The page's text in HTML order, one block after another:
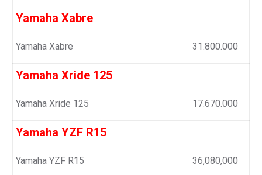
Yamaha Xabre
Yamaha Xabre 31.800.000
Yamaha Xride 125
Yamaha Xride 125 17.670.000
Yamaha YZF R15
Yamaha YZF R15 36,080,000